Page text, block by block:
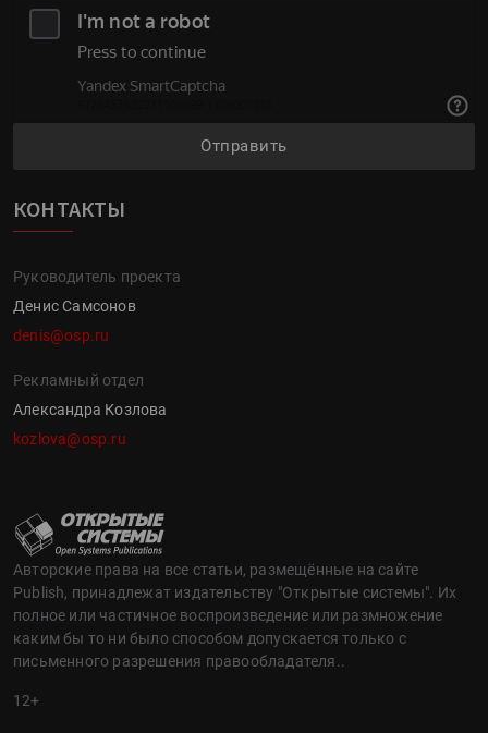
Отправить
КОНТАКТЫ
Руководитель проекта
Денис Самсонов
denis@osp.ru
Рекламный отдел
Александра Козлова
kozlova@osp.ru
Авторские права на все статьи, размещённые на сайте
Publish, принадлежат издательству "Открытые системы". Их
полное или частичное воспроизведение или размножение
каким бы то ни было способом допускается только с
письменного разрешения правообладателя..
12+